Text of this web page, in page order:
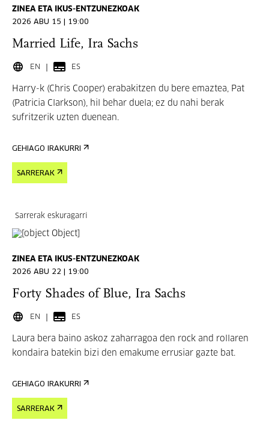
ZINEA ETA IKUS-ENTZUNEZKOAK
2026 ABU 15 | 19:00
Married Life, Ira Sachs
EN ES
Harry-k (Chris Cooper) erabakitzen du bere emaztea, Pat
(Patricia Clarkson), hil behar duela; ez du nahi berak
sufritzerik uzten duenean.
GEHIAGO IRAKURRI
SARRERAK
Sarrerak eskuragarri
ZINEA ETA IKUS-ENTZUNEZKOAK
2026 ABU 22 | 19:00
Forty Shades of Blue, Ira Sachs
EN ES
Laura bera baino askoz zaharragoa den rock and rollaren
kondaira batekin bizi den emakume errusiar gazte bat.
GEHIAGO IRAKURRI
SARRERAK